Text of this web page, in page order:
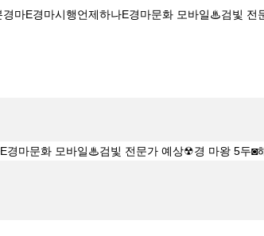
E경마시행언제하나E경마문화 모바일♨검빛 전